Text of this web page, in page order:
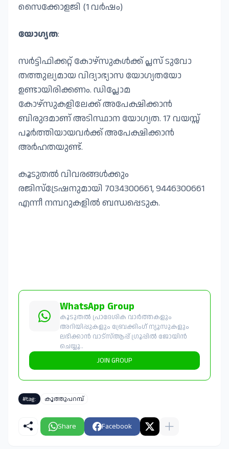
സൈക്കോളജി (1 വർഷം)
യോഗ്യത:
സർട്ടിഫിക്കറ്റ് കോഴ്സുകൾക്ക് പ്ലസ് ടുവോ
തത്തുല്യമായ വിദ്യാഭ്യാസ യോഗ്യതയോ
ഉണ്ടായിരിക്കണം. ഡിപ്ലോമ
കോഴ്സുകളിലേക്ക് അപേക്ഷിക്കാൻ
ബിരുദമാണ് അടിസ്ഥാന യോഗ്യത. 17 വയസ്സ്
പൂർത്തിയായവർക്ക് അപേക്ഷിക്കാൻ
അർഹതയുണ്ട്.
കൂടുതൽ വിവരങ്ങൾക്കും
രജിസ്‌ട്രേഷനുമായി 7034300661, 9446300661
എന്നീ നമ്പറുകളിൽ ബന്ധപ്പെടുക.
WhatsApp Group
കൂടുതൽ പ്രാദേശിക വാർത്തകളും
അറിയിപ്പുകളും ബ്രേക്കിംഗ് ന്യൂസുകളും
ലഭിക്കാൻ വാട്സ്ആപ്പ് ഗ്രൂപ്പിൽ ജോയിൻ
ചെയ്യൂ..
JOIN GROUP
#tag: കൂത്തുപറമ്പ്
Share Facebook